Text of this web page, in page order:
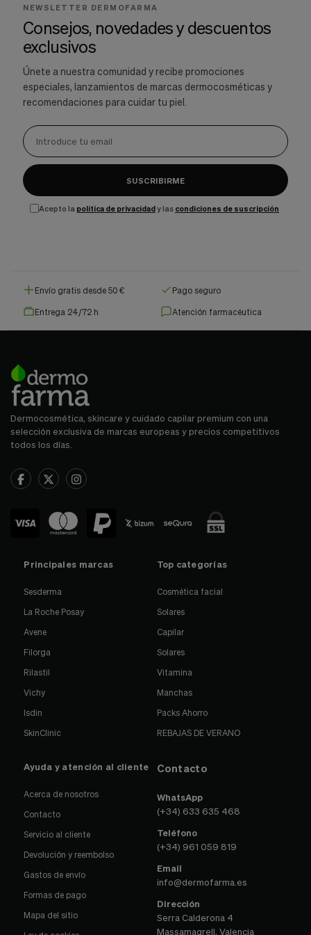
NEWSLETTER DERMOFARMA
Consejos, novedades y descuentos
exclusivos
Únete a nuestra comunidad y recibe promociones
especiales, lanzamientos de marcas dermocosméticas y
recomendaciones para cuidar tu piel.
SUSCRIBIRME
Acepto la política de privacidady las condiciones de suscripción
Envío gratis desde 50 € Pago seguro
Entrega 24/72 h Atención farmacéutica
Dermocosmética, skincare y cuidado capilar premium con una
selección exclusiva de marcas europeas y precios competitivos
todos los días.
Principales marcas
Sesderma
La Roche Posay
Avene
Filorga
Rilastil
Vichy
Isdin
SkinClinic
Top categorías
Cosmética facial
Solares
Capilar
Solares
Vitamina
Manchas
Packs Ahorro
REBAJAS DE VERANO
Ayuda y atención al cliente
Acerca de nosotros
Contacto
Servicio al cliente
Devolución y reembolso
Gastos de envío
Formas de pago
Mapa del sitio
Contacto
WhatsApp
(+34) 633 635 468
Teléfono
(+34) 961 059 819
Email
info@dermofarma.es
Dirección
Serra Calderona 4
Massamagrell, Valencia